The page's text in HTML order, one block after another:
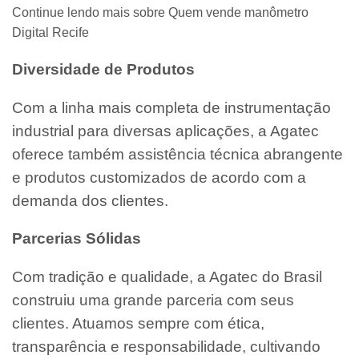
Continue lendo mais sobre Quem vende manômetro
Digital Recife
Diversidade de Produtos
Com a linha mais completa de instrumentação
industrial para diversas aplicações, a Agatec
oferece também assistência técnica abrangente
e produtos customizados de acordo com a
demanda dos clientes.
Parcerias Sólidas
Com tradição e qualidade, a Agatec do Brasil
construiu uma grande parceria com seus
clientes. Atuamos sempre com ética,
transparência e responsabilidade, cultivando